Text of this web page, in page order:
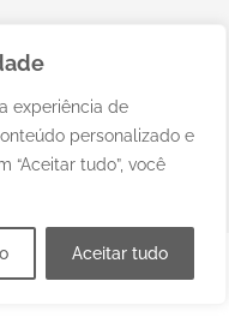
experiência de
personalizado e
“Aceitar tudo”, você
Aceitar tudo